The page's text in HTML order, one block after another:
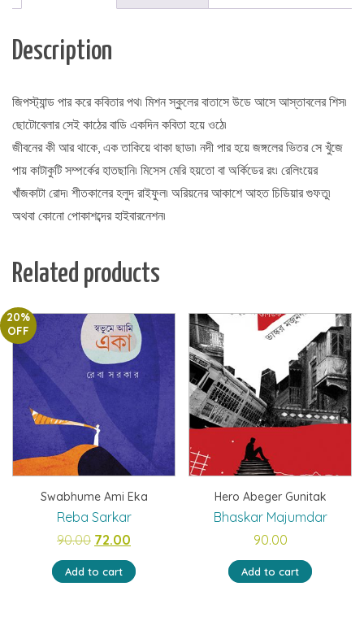
Description
জিপস্ট্যান্ড পার করে কবিতার পথ৷ মিশন স্কুলের বাতাসে উডে আসে আস্তাবলের শিস৷
ছোটোবেলার সেই কাঠের বাডি একদিন কবিতা হয়ে ওঠে৷
জীবনের কী আর থাকে, এক তাকিয়ে থাকা ছাডা৷ নদী পার হয়ে জঙ্গলের ভিতর সে খুঁজে
পায় কাটাকুটি সম্পর্কের হাতছানি৷ মিসেস মেরি হয়তো বা অর্কিডের রং৷ রেলিংয়ের
খাঁজকাটা রোদ৷ শীতকালের হলুদ রাইফুল৷ অরিয়নের আকাশে আহত চিডিয়ার গুফতু৷
অথবা কোনো পোকাশব্দের হাইবারনেশন৷
Related products
20%
OFF
Swabhume Ami Eka
Reba Sarkar
90.00 Original
price
was:
72.00
price
is:
Add to cart
Hero Abeger Gunitak
Bhaskar Majumdar
90.00
Add to cart